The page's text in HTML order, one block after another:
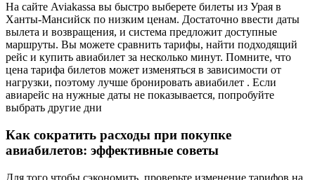
На сайте Aviakassa вы быстро выберете билеты из Урая в
Ханты-Мансийск по низким ценам. Достаточно ввести даты
вылета и возвращения, и система предложит доступные
маршруты. Вы можете сравнить тарифы, найти подходящий
рейс и купить авиабилет за несколько минут. Помните, что
цена тарифа билетов может изменяться в зависимости от
нагрузки, поэтому лучше бронировать авиабилет . Если
авиарейс на нужные даты не показывается, попробуйте
выбрать другие дни
Как сократить расходы при покупке
авиабилетов: эффективные советы
Для того чтобы сэкономить, проверьте изменение тарифов на